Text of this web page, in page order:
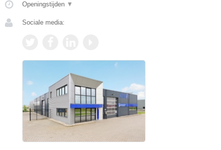
Openingstijden ▼
Sociale media: